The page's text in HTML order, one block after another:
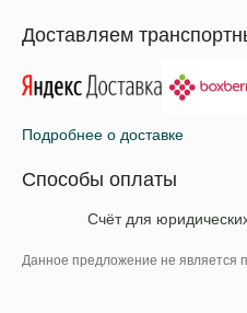
Доставляем
Подробнее о доставке
Способы оплаты
Счёт для
Данное предложение не является